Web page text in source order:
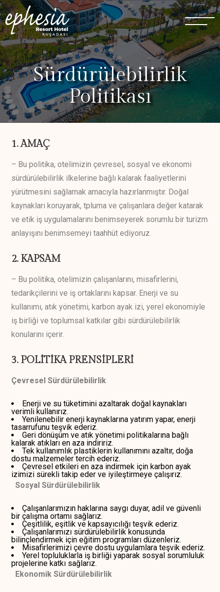
Sürdürülebilirlik
Politikası
1. AMAÇ
– Bu politika, otelimizin çevresel, sosyal ve ekonomi
sürdürülebilirlik ilkelerine bağlı kalarak faaliyetlerini
yürütmesini sağlamak amacıyla hazırlanmıştır. Doğal
kaynakları koruyarak, tpluma ve çalışanlara değer katarak
ve etik iş uygulamalarını benimseyerek sorumlu bir turizm
anlayışını benimsemeyi taahhüt ediyoruz.
2. KAPSAM
– Bu politika, otelimizin çalışanlarını, misafirlerini,
tedarikçilerini ve iş ortaklarını kapsar. Enerji ve su
kullanımı, atık yönetimi, karbon ayak izi, yerel ekonomiyle
iş birliği ve toplumsal katkılar gibi sürdürülebilirlik
konularını içerir.
3. POLİTİKA PRENSİPLERİ
Çevresel Sürdürülebilirlik
Enerji ve su tüketimini azaltarak doğal kaynakları
verimli kullanırız.
Yenilenebilir enerji kaynaklarına yatırım yapar, enerji
tasarrufunu teşvik ederiz.
Geri dönüşüm ve atık yönetimi politikalarına bağlı
kalarak atıkları en aza indiririz.
Tek kullanımlık plastiklerin kullanımını azaltır, doğa
dostu malzemeler tercih ederiz.
Çevresel etkileri en aza indirmek için karbon ayak
izimizi sürekli takip eder ve iyileştirmeye çalışırız.
Sosyal Sürdürülebilirlik
Çalışanlarımızın haklarına saygı duyar, adil ve güvenli
bir çalışma ortamı sağlarız.
Çeşitlilik, eşitlik ve kapsayıcılığı teşvik ederiz.
Çalışanlarımızı sürdürülebilirlik konusunda
bilinçlendirmek için eğitim programları düzenleriz.
Misafirlerimizi çevre dostu uygulamlara teşvik ederiz.
Yerel topluluklarla iş birliği yaparak sosyal sorumluluk
projelerine katkı sağlarız.
Ekonomik Sürdürülebilirlik